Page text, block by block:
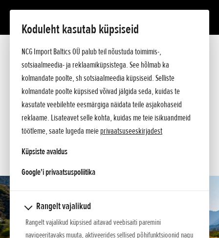
Koduleht kasutab küpsiseid
NCG Import Baltics OÜ palub teil nõustuda toimimis-,
sotsiaalmeedia- ja reklaamiküpsistega. See hõlmab ka
kolmandate poolte, sh sotsiaalmeedia küpsiseid. Selliste
kolmandate poolte küpsised võivad jälgida seda, kuidas te
kasutate veebilehte eesmärgiga näidata teile asjakohaseid
reklaame. Lisateavet selle kohta, kuidas me teie isikuandmeid
töötleme, saate lugeda meieprivaatsuseeskirjadest
Küpsiste avaldus
Google'i privaatsuspoliitikaopens in a new tab
Rangelt vajalikud
Rangelt vajalikud küpsised aitavad veebisaiti paremini
navigeeritavaks muuta, aktiveerides sellised põhifunktsioonid nagu
Tutvustus
Tehnilised andmed
Hinnakiri
Küsi lisa
KÜSI PAKKUMIST
SOOVIN PROOVISÕIDULE
SOOVIN TEENINDUSE AEGA
KONTAKT